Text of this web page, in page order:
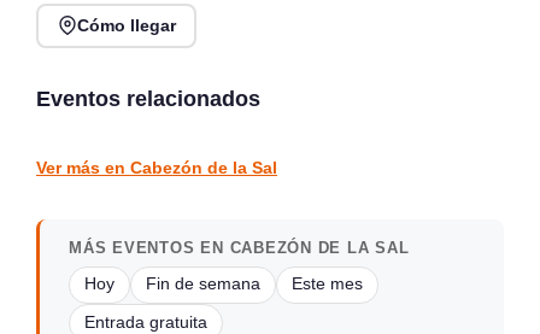
Cómo llegar
Eventos relacionados
Recital de trompeta,
Santander
Ver más en Cabezón de la Sal
MÁS EVENTOS EN CABEZÓN DE LA SAL
Hoy Fin de semana Este mes
Entrada gratuita